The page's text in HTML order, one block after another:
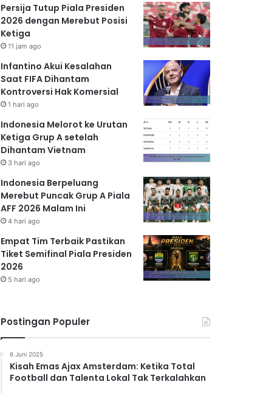
Persija Tutup Piala Presiden
2026 dengan Merebut Posisi
Ketiga
11 jam ago
Infantino Akui Kesalahan
Saat FIFA Dihantam
Kontroversi Hak Komersial
1 hari ago
Indonesia Melorot ke Urutan
Ketiga Grup A setelah
Dihantam Vietnam
3 hari ago
Indonesia Berpeluang
Merebut Puncak Grup A Piala
AFF 2026 Malam Ini
4 hari ago
Empat Tim Terbaik Pastikan
Tiket Semifinal Piala Presiden
2026
5 hari ago
Postingan Populer
6 Juni 2025
Kisah Emas Ajax Amsterdam: Ketika Total
Football dan Talenta Lokal Tak Terkalahkan